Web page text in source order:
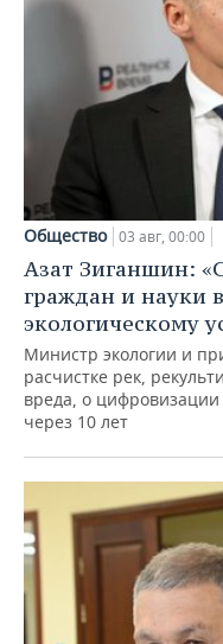
Общество 03 авг, 00:00
Азат Зиганшин:
граждан и науки
экологическому
Министр экологии и
расчистке рек,
вреда, о цифровизации
через 10 лет